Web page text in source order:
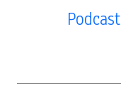
Podcast